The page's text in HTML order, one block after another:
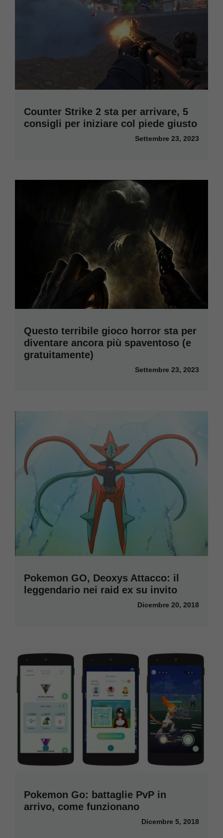
Counter Strike 2 sta per arrivare, 5
consigli per iniziare col piede giusto
Settembre 23, 2023
Questo terribile gioco horror sta per
diventare ancora più spaventoso (e
gratuitamente)
Settembre 23, 2023
Pokemon GO, Deoxys Attacco: il
leggendario nei raid ex su invito
Dicembre 20, 2018
Pokemon Go: battaglie PvP in
arrivo, come funzionano
Dicembre 5, 2018